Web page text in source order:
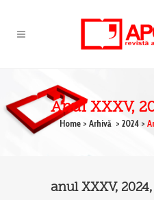
Anul XXXV,
Home> Arhivă > 2024>
anul XXXV,